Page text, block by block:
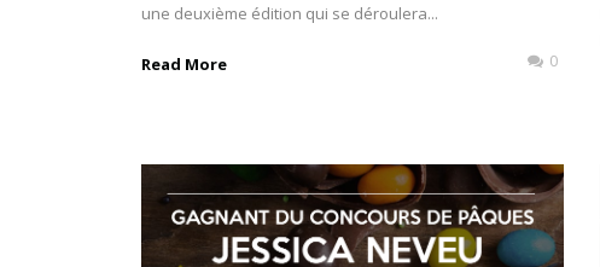
une deuxième édition qui se déroulera...
Read More 0